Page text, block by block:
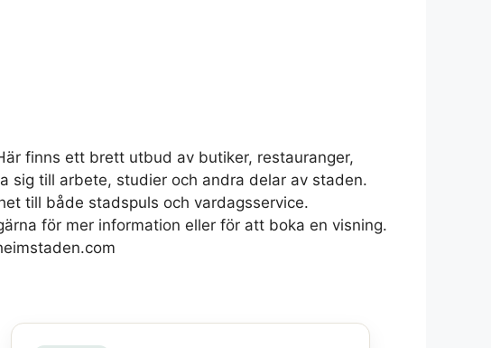
finns ett brett utbud av butiker, restauranger,
sig till arbete, studier och andra delar av staden.
till både stadspuls och vardagsservice.
för mer information eller för att boka en visning.